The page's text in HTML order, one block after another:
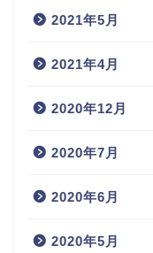
2021年5月
2021年4月
2020年12月
2020年7月
2020年6月
2020年5月